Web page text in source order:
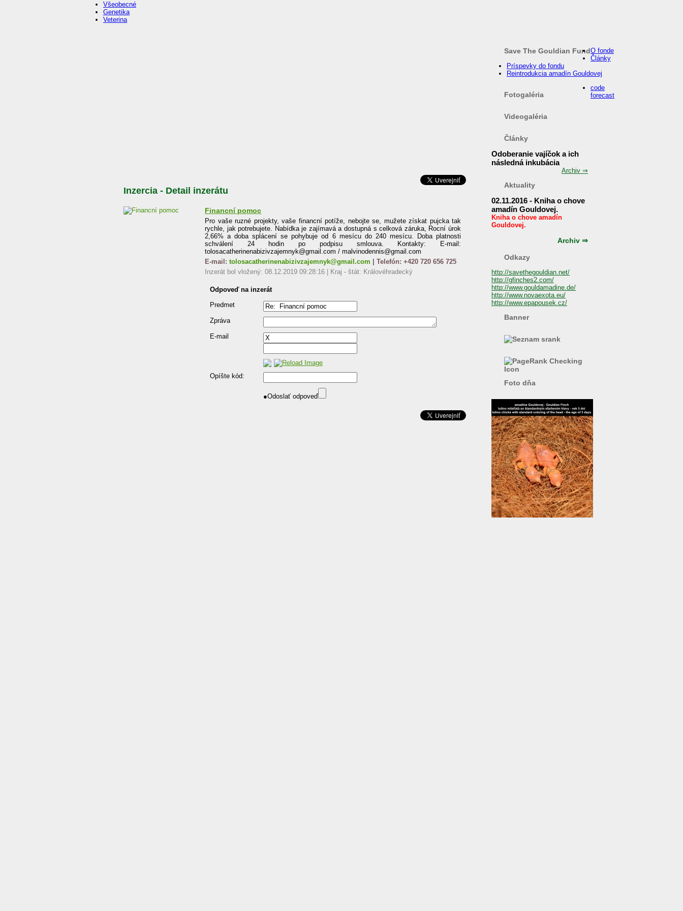
Všeobecné
Genetika
Veterina
Inzercia - Detail inzerátu
Financní pomoc
Pro vaše ruzné projekty, vaše financní potíže, nebojte se, mužete získat pujcka tak
rychle, jak potrebujete. Nabídka je zajímavá a dostupná s celková záruka, Rocní úrok
2,66% a doba splácení se pohybuje od 6 mesícu do 240 mesícu. Doba platnosti
schválení 24 hodin po podpisu smlouva. Kontakty: E-mail:
tolosacatherinenabizivzajemnyk@gmail.com / malvinodennis@gmail.com
E-mail: tolosacatherinenabizivzajemnyk@gmail.com | Telefón: +420 720 656 725
Inzerát bol vložený: 08.12.2019 09:28:16 | Kraj - štát: Královéhradecký
Odpoveď na inzerát
Predmet
Zpráva
E-mail
Opíšte kód:
●Odoslať odpoveď
Save The Gouldian FundO fonde
Články
Príspevky do fondu
Reintrodukcia amadín Gouldovej
Fotogaléria
Videogaléria
Články
Odoberanie vajíčok a ich
následná inkubácia
Archiv ⇒
Aktuality
02.11.2016 - Kniha o chove
amadín Gouldovej.
Kniha o chove amadín
Gouldovej.
Archiv ⇒
Odkazy
http://savethegouldian.net/
http://gfinches2.com/
http://www.gouldamadine.de/
http://www.novaexota.eu/
http://www.epapousek.cz/
Banner
code
forecast
Foto dňa